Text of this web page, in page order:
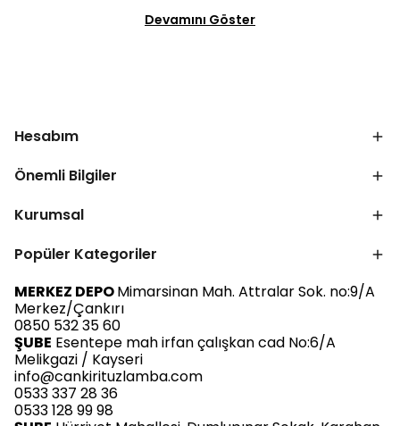
Devamını Göster
Hesabım
Önemli Bilgiler
Kurumsal
Popüler Kategoriler
MERKEZ DEPOMimarsinan Mah. Attralar Sok. no:9/A
Merkez/Çankırı
0850 532 35 60
ŞUBE Esentepe mah irfan çalışkan cad No:6/A
Melikgazi / Kayseri
info@cankirituzlamba.com
0533 337 28 36
0533 128 99 98